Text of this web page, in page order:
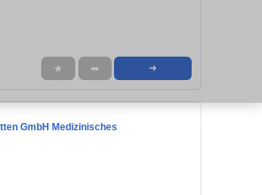
★ ➦ ➜
GmbH Medizinisches